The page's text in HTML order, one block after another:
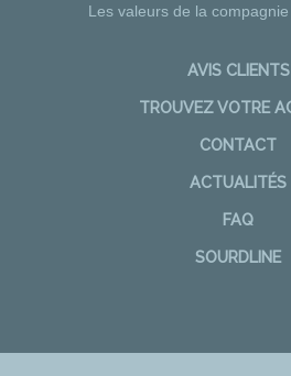
Les valeurs de la
AVIS CLIENTS
TROUVEZ VOTRE
CONTACT
ACTUALITÉS
FAQ
SOURDLINE